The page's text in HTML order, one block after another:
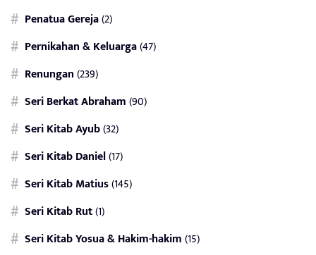
Penatua Gereja(2)
Pernikahan & Keluarga(47)
Renungan(239)
Seri Berkat Abraham(90)
Seri Kitab Ayub(32)
Seri Kitab Daniel(17)
Seri Kitab Matius(145)
Seri Kitab Rut(1)
Seri Kitab Yosua & Hakim-hakim(15)